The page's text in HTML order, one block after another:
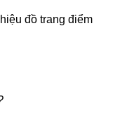
đồ trang điểm